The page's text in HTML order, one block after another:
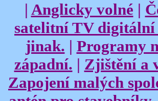
| Anglicky volné |
satelitní TV digitální
jinak. | Programy
západní. | Zjištění a
Zapojení malých